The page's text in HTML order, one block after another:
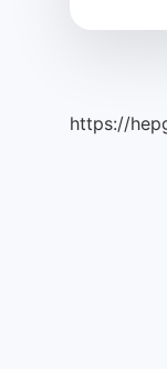
https://